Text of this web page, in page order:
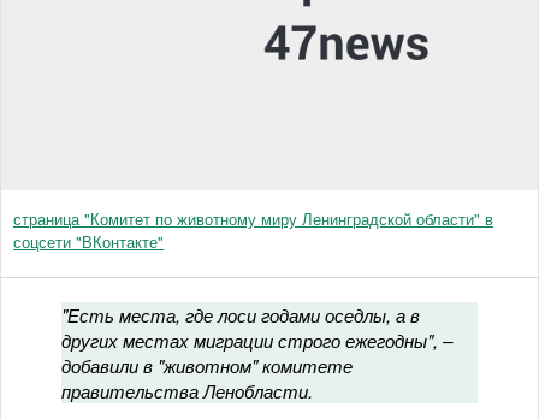
страница "Комитет по животному миру Ленинградской области" в
соцсети "ВКонтакте"
"Есть места, где лоси годами оседлы, а в
других местах миграции строго ежегодны", –
добавили в "животном" комитете
правительства Ленобласти.